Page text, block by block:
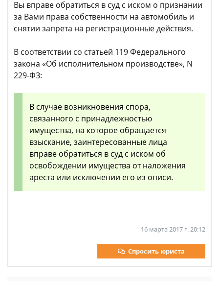
Вы вправе обратиться в суд с иском о признании
за Вами права собственности на автомобиль и
снятии запрета на регистрационные действия.
В соответствии со статьей 119 Федерального
закона «Об исполнительном производстве», N
229-ФЗ:
В случае возникновения спора,
связанного с принадлежностью
имущества, на которое обращается
взыскание, заинтересованные лица
вправе обратиться в суд с иском об
освобождении имущества от наложения
ареста или исключении его из описи.
16 марта 2017 г. 20:12
Спросить юриста